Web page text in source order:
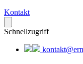
Kontakt
Schnellzugriff